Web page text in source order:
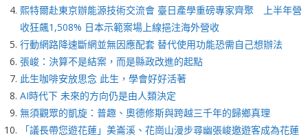
熙特爾赴東京辦能源技術交流會 臺日產學重磅專家齊聚 上半年營
收狂飆1,508% 日本示範案場上線挹注海外營收
行動網路降速斷網並無因應配套 替代使用功能恐需自己想辦法
張峻：決算不是結案，而是縣政改進的起點
此生咖啡安放思念 此生，學會好好活著
AI時代下 未來的方向仍是由人類決定
無須觀眾的凱旋：普趣、奧德修斯與跨越三千年的歸鄉真理
「議長帶您遊花蓮」美崙溪、花崗山漫步尋幽張峻邀遊客成為花蓮